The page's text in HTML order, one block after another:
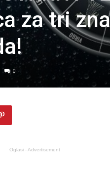
za tri
0
Oglasi - Advertisement